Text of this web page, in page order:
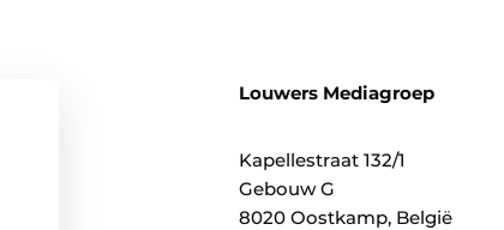
Louwers Mediagroep
Kapellestraat 132/1
Gebouw G
8020 Oostkamp, België